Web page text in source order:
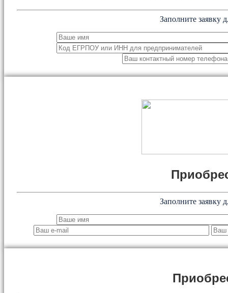
Заполните заявку
Заполните заявку